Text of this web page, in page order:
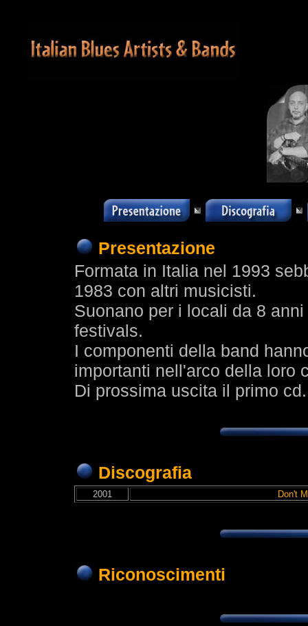
Presentazione
Formata in Italia nel 1993
1983 con altri musicisti.
Suonano per i locali da 8
festivals.
I componenti della band
importanti nell'arco della loro
Di prossima uscita il primo cd.
Discografia
2001 Don't
Riconoscimenti